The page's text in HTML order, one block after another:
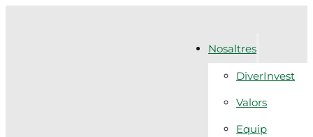
Nosaltres
DiverInvest
Valors
Equip